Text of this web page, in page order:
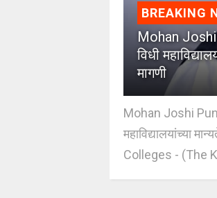
BREAKING
Mohan Joshi
विधी
मागणी
Mohan Joshi
महाविद्यालयांच्या
Colleges - (The